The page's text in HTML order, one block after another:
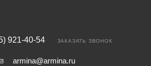
921-40-54 ЗАКАЗАТЬ ЗВОНОК
armina@armina.ru